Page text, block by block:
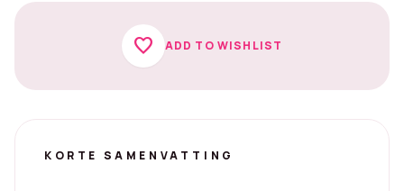
favorite ADD TO WISHLIST
KORTE SAMENVATTING